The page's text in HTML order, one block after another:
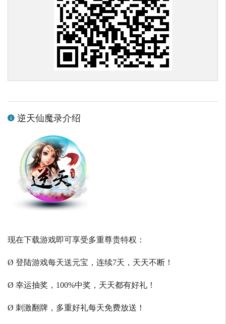
逆天仙魔录介绍
现在下载游戏即可享受多重尊贵特权：
Ø 登陆游戏每天送元宝，连续7天，天天不断！
Ø 幸运抽奖，100%中奖，天天都有好礼！
Ø 刺激翻牌，多重好礼每天免费放送！